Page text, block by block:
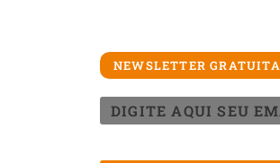
NEWSLETTER GRATUITA